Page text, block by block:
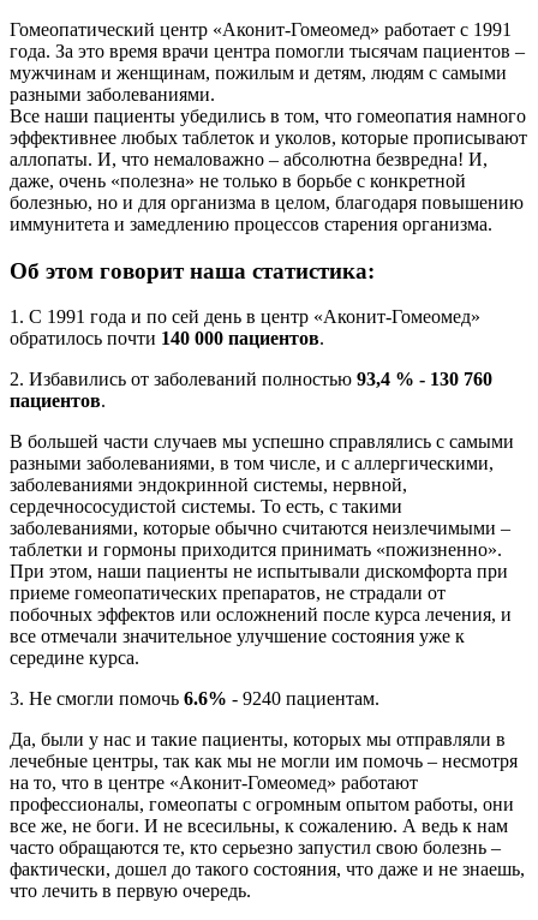
Гомеопатический центр «Аконит-Гомеомед» работает с 1991
года. За это время врачи центра помогли тысячам пациентов –
мужчинам и женщинам, пожилым и детям, людям с самыми
разными заболеваниями.
Все наши пациенты убедились в том, что гомеопатия намного
эффективнее любых таблеток и уколов, которые прописывают
аллопаты. И, что немаловажно – абсолютна безвредна! И,
даже, очень «полезна» не только в борьбе с конкретной
болезнью, но и для организма в целом, благодаря повышению
иммунитета и замедлению процессов старения организма.
Об этом говорит наша статистика:
1. С 1991 года и по сей день в центр «Аконит-Гомеомед»
обратилось почти 140 000 пациентов.
2. Избавились от заболеваний полностью 93,4 % - 130 760
пациентов.
В большей части случаев мы успешно справлялись с самыми
разными заболеваниями, в том числе, и с аллергическими,
заболеваниями эндокринной системы, нервной,
сердечнососудистой системы. То есть, с такими
заболеваниями, которые обычно считаются неизлечимыми –
таблетки и гормоны приходится принимать «пожизненно».
При этом, наши пациенты не испытывали дискомфорта при
приеме гомеопатических препаратов, не страдали от
побочных эффектов или осложнений после курса лечения, и
все отмечали значительное улучшение состояния уже к
середине курса.
3. Не смогли помочь 6.6% - 9240 пациентам.
Да, были у нас и такие пациенты, которых мы отправляли в
лечебные центры, так как мы не могли им помочь – несмотря
на то, что в центре «Аконит-Гомеомед» работают
профессионалы, гомеопаты с огромным опытом работы, они
все же, не боги. И не всесильны, к сожалению. А ведь к нам
часто обращаются те, кто серьезно запустил свою болезнь –
фактически, дошел до такого состояния, что даже и не знаешь,
что лечить в первую очередь.